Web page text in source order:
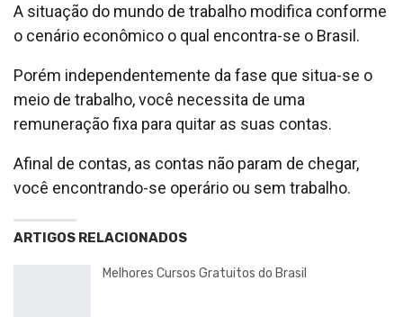
A situação do mundo de trabalho modifica conforme
o cenário econômico o qual encontra-se o Brasil.
Porém independentemente da fase que situa-se o
meio de trabalho, você necessita de uma
remuneração fixa para quitar as suas contas.
Afinal de contas, as contas não param de chegar,
você encontrando-se operário ou sem trabalho.
ARTIGOS RELACIONADOS
Melhores Cursos Gratuitos do Brasil